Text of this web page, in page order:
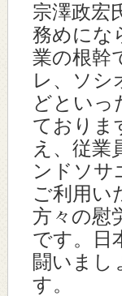
宗澤政宏
務めにな
業の根幹
レ、ソシ
どといっ
ておりま
え、従業
ンドソサ
ご利用い
方々の慰
です。日
闘いまし
す。